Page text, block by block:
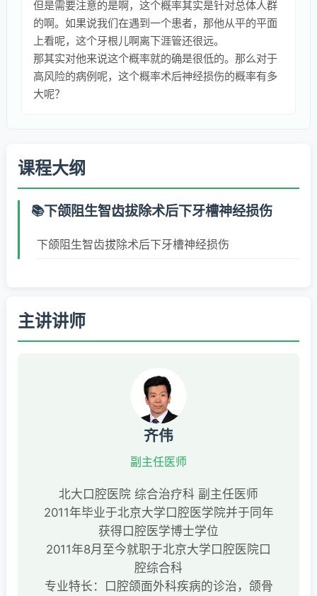
但是需要注意的是啊，这个概率其实是针对总体人群
的啊。如果说我们在遇到一个患者，那他从平的平面
上看呢，这个牙根儿啊离下涯管还很远。
那其实对他来说这个概率就的确是很低的。那么对于
高风险的病例呢，这个概率术后神经损伤的概率有多
大呢？
课程大纲
下颌阻生智齿拔除术后下牙槽神经损伤
下颌阻生智齿拔除术后下牙槽神经损伤
主讲讲师
齐伟
副主任医师
北大口腔医院 综合治疗科 副主任医师
2011年毕业于北京大学口腔医学院并于同年
获得口腔医学博士学位
2011年8月至今就职于北京大学口腔医院口
腔综合科
专业特长：口腔颌面外科疾病的诊治，颌骨